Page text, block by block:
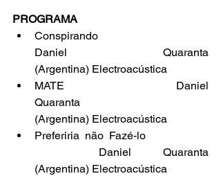
PROGRAMA
Conspirando
Daniel Quaranta
(Argentina) Electroacústica
MATE                                        Daniel
Quaranta
(Argentina) Electroacústica
Preferiria não Fazé-lo
Daniel Quaranta
(Argentina) Electroacústica